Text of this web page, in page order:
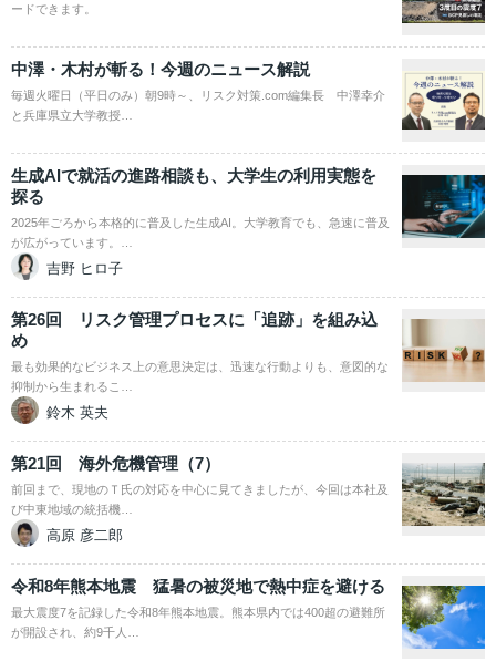
ードできます。
中澤・木村が斬る！今週のニュース解説
毎週火曜日（平日のみ）朝9時～、リスク対策.com編集長 中澤幸介
と兵庫県立大学教授…
生成AIで就活の進路相談も、大学生の利用実態を
探る
2025年ごろから本格的に普及した生成AI。大学教育でも、急速に普及
が広がっています。…
吉野 ヒロ子
第26回 リスク管理プロセスに「追跡」を組み込
め
最も効果的なビジネス上の意思決定は、迅速な行動よりも、意図的な
抑制から生まれるこ…
鈴木 英夫
第21回 海外危機管理（7）
前回まで、現地のＴ氏の対応を中心に見てきましたが、今回は本社及
び中東地域の統括機…
高原 彦二郎
令和8年熊本地震 猛暑の被災地で熱中症を避ける
最大震度7を記録した令和8年熊本地震。熊本県内では400超の避難所
が開設され、約9千人…